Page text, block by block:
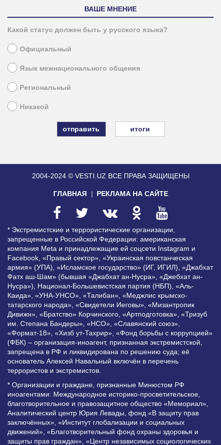
ВАШЕ МНЕНИЕ
Какой статус должен быть у русского языка?
Официальный
Язык межнационального общения
Региональный
Никакой
итоги
2004-2024 © VESTI.UZ ВСЕ ПРАВА ЗАЩИЩЕНЫ
ГЛАВНАЯ РЕКЛАМА НА САЙТЕ
* Экстремистские и террористические организации,
запрещенные в Российской Федерации: американская
компания Meta и принадлежащие ей соцсети Instagram и
Facebook, «Правый сектор», «Украинская повстанческая
армия» (УПА), «Исламское государство» (ИГ, ИГИЛ), «Джабхат
Фатх аш-Шам» (бывшая «Джабхат ан-Нусра», «Джебхат ан-
Нусра»), Национал-Большевистская партия (НБП), «Аль-
Каида», «УНА-УНСО», «Талибан», «Меджлис крымско-
татарского народа», «Свидетели Иеговы», «Мизантропик
Дивижн», «Братство» Корчинского, «Артподготовка», «Тризуб
им. Степана Бандеры», «НСО», «Славянский союз»,
«Формат-18», «Хизб ут-Тахрир», «Фонд борьбы с коррупцией»
(ФБК) – организация-иноагент, признанная экстремистской,
запрещена в РФ и ликвидирована по решению суда; её
основатель Алексей Навальный включён в перечень
террористов и экстремистов.
* Организации и граждане, признанные Минюстом РФ
иноагентами: Международное историко-просветительское,
благотворительное и правозащитное общество «Мемориал»,
Аналитический центр Юрия Левады, фонд «В защиту прав
заключённых», «Институт глобализации и социальных
движений», «Благотворительный фонд охраны здоровья и
защиты прав граждан», «Центр независимых социологических